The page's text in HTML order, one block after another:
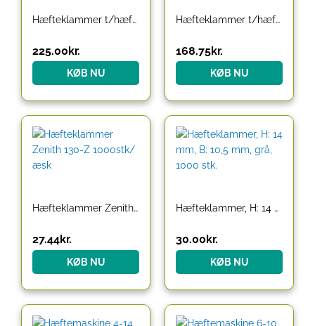
Hæfteklammer t/hæftepistol, Rapid 13/10mm 5000stk/
225.00kr.
KØB NU
Hæfteklammer t/hæftepistol, Rapid 13/8mm 5000stk/p
168.75kr.
KØB NU
Hæfteklammer Zenith 130-Z 1000stk/æsk
27.44kr.
KØB NU
Hæfteklammer, H: 14 mm, B: 10,5 mm, grå, 1000 stk.
30.00kr.
KØB NU